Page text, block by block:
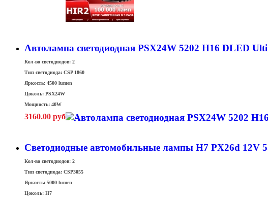
Автолампа светодиодная PSX24W 5202 H16 DLED
Кол-во светодиодов: 2
Тип светодиода: CSP 1860
Яркость: 4500 lumen
Цоколь: PSX24W
Мощность: 40W
3160.00 руб
Светодиодные автомобильные лампы H7 PX26d 12V
Кол-во светодиодов: 2
Тип светодиода: CSP3055
Яркость: 5000 lumen
Цоколь: H7